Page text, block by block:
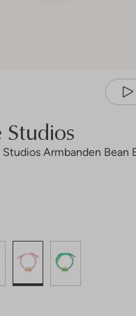
Studios Armbanden Bean